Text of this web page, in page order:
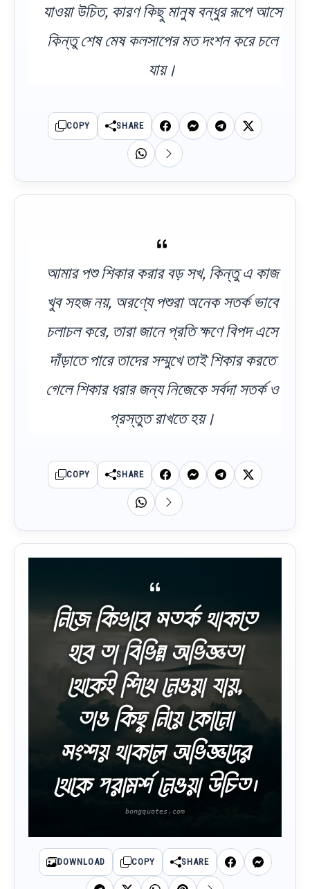
যাওয়া উচিত, কারণ কিছু মানুষ বন্ধুর রূপে আসে
কিন্তু শেষ মেষ কলসাপের মত দংশন করে চলে
যায়।
COPY SHARE
আমার পশু শিকার করার বড় সখ, কিন্তু এ কাজ
খুব সহজ নয়, অরণ্যে পশুরা অনেক সতর্ক ভাবে
চলাচল করে, তারা জানে প্রতি ক্ষণে বিপদ এসে
দাঁড়াতে পারে তাদের সম্মুখে তাই শিকার করতে
গেলে শিকার ধরার জন্য নিজেকে সর্বদা সতর্ক ও
প্রস্তুত রাখতে হয়।
COPY SHARE
নিজে কিভাবে সতর্ক থাকতে
হবে তা বিভিন্ন অভিজ্ঞতা
থেকেই শিখে নেওয়া যায়,
তাও কিছু নিয়ে কোনো
সংশয় থাকলে অভিজ্ঞদের
থেকে পরামর্শ নেওয়া উচিত।
DOWNLOAD COPY SHARE